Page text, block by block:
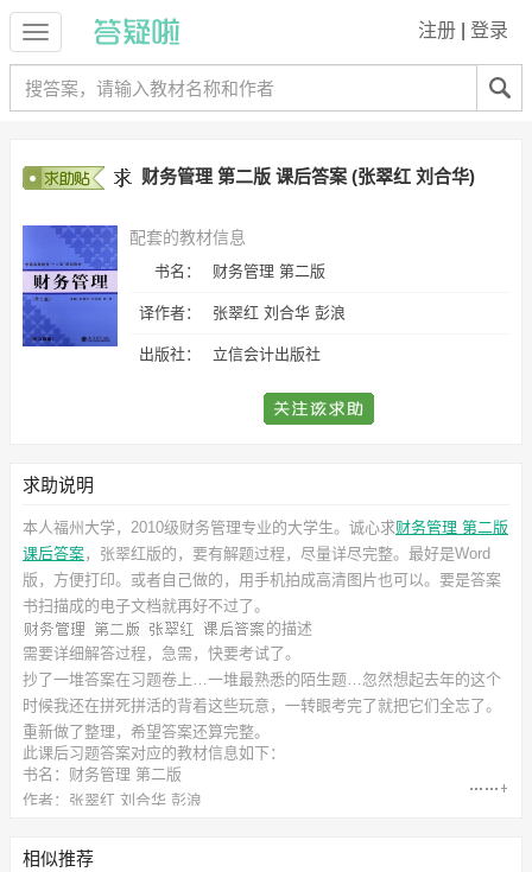
注册 登录
财务管理 第二版 课后答案 (张翠红 刘合华)
配套的教材信息
书名： 财务管理 第二版
译作者： 张翠红 刘合华 彭浪
出版社： 立信会计出版社
求助说明
本人福州大学，2010级财务管理专业的大学生。诚心求财务管理 第二版
课后答案，张翠红版的，要有解题过程，尽量详尽完整。最好是Word
版，方便打印。或者自己做的，用手机拍成高清图片也可以。要是答案
书扫描成的电子文档就再好不过了。
的描述
需要详细解答过程，急需，快要考试了。
抄了一堆答案在习题卷上…一堆最熟悉的陌生题…忽然想起去年的这个
时候我还在拼死拼活的背着这些玩意，一转眼考完了就把它们全忘了。
重新做了整理，希望答案还算完整。
此课后习题答案对应的教材信息如下：
书名：财务管理 第二版
作者：张翠红 刘合华 彭浪
相似推荐